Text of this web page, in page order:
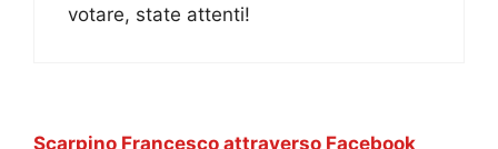
votare, state attenti!
Scarpino Francesco attraverso Facebook